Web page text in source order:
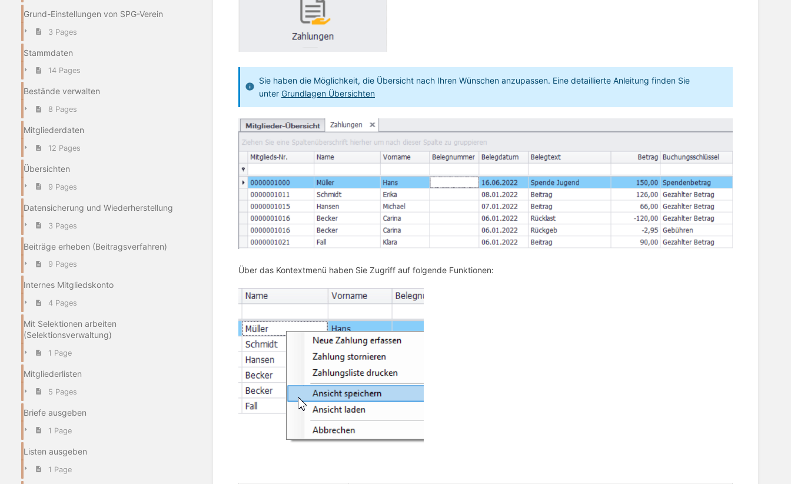
Grund-Einstellungen von SPG-Verein
3 Pages
Stammdaten
14 Pages
Bestände verwalten
8 Pages
Mitgliederdaten
12 Pages
Übersichten
9 Pages
Datensicherung und Wiederherstellung
3 Pages
Beiträge erheben (Beitragsverfahren)
9 Pages
Internes Mitgliedskonto
4 Pages
Mit Selektionen arbeiten
(Selektionsverwaltung)
1 Page
Mitgliederlisten
5 Pages
Briefe ausgeben
1 Page
Listen ausgeben
1 Page
Sie haben die Möglichkeit, die Übersicht nach Ihren Wünschen anzupassen. Eine detaillierte Anleitung finden Sie
unter Grundlagen Übersichten
Über das Kontextmenü haben Sie Zugriff auf folgende Funktionen: